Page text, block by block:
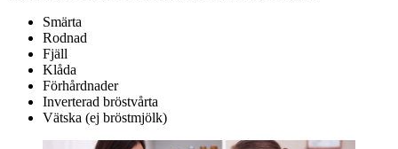
Smärta
Rodnad
Fjäll
Klåda
Förhårdnader
Inverterad bröstvårta
Vätska (ej bröstmjölk)